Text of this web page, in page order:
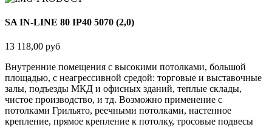
SA IN-LINE 80 IP40 5070 (2,0)
13 118,00 руб
Внутренние помещения с высокими потолками, большой
площадью, с неагрессивной средой: торговые и выставочные
залы, подъезды МКД и офисных зданий, теплые склады,
чистое производство, и тд. Возможно применение с
потолками Грильято, реечными потолками, настенное
крепление, прямое крепление к потолку, тросовые подвесы